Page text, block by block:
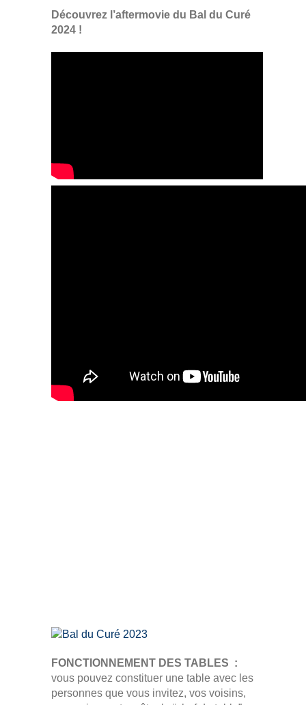
Découvrez l’aftermovie du Bal du Curé
2024 !
FONCTIONNEMENT DES TABLES :
vous pouvez constituer une table avec les
personnes que vous invitez, vos voisins,